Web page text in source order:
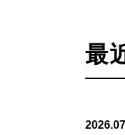
最